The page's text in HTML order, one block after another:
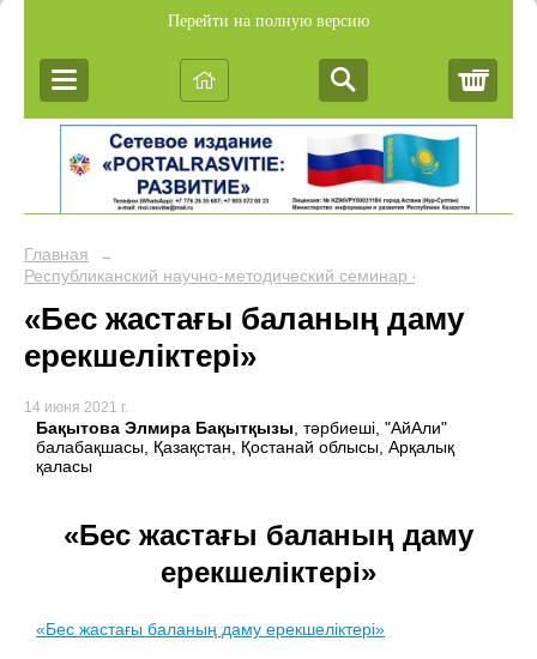
Перейти на полную версию
Главная →
Республиканский научно-методический семинар «Обобщение
«Бес жастағы баланың даму
ерекшеліктері»
14 июня 2021 г.
Бақытова Элмира Бақытқызы, тәрбиеші, "АйАли"
балабақшасы, Қазақстан, Қостанай облысы, Арқалық
қаласы
«Бес жастағы баланың даму
ерекшеліктері»
«Бес жастағы баланың даму ерекшеліктері»